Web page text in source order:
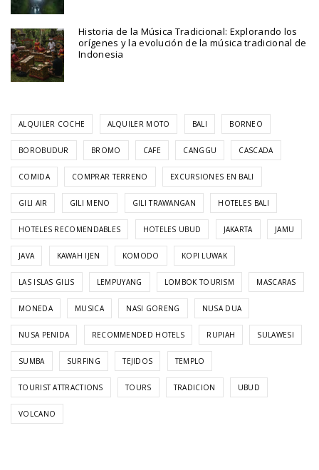
Historia de la Música Tradicional: Explorando los
orígenes y la evolución de la música tradicional de
Indonesia
ALQUILER COCHE ALQUILER MOTO BALI BORNEO
BOROBUDUR BROMO CAFE CANGGU CASCADA
COMIDA COMPRAR TERRENO EXCURSIONES EN BALI
GILI AIR GILI MENO GILI TRAWANGAN HOTELES BALI
HOTELES RECOMENDABLES HOTELES UBUD JAKARTA JAMU
JAVA KAWAH IJEN KOMODO KOPI LUWAK
LAS ISLAS GILIS LEMPUYANG LOMBOK TOURISM MASCARAS
MONEDA MUSICA NASI GORENG NUSA DUA
NUSA PENIDA RECOMMENDED HOTELS RUPIAH SULAWESI
SUMBA SURFING TEJIDOS TEMPLO
TOURIST ATTRACTIONS TOURS TRADICION UBUD
VOLCANO